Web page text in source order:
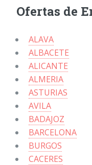
Ofertas de
ALAVA
ALBACETE
ALICANTE
ALMERIA
ASTURIAS
AVILA
BADAJOZ
BARCELONA
BURGOS
CACERES